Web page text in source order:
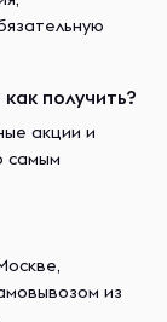
получить?
акции и
самым
из